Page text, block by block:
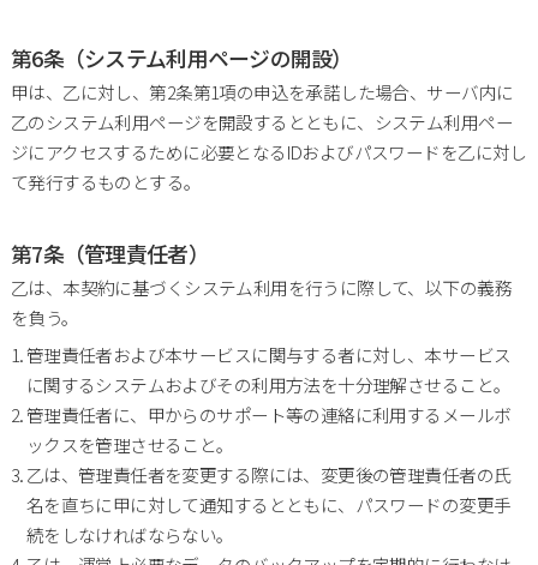
第6条（システム利用ページの開設）
甲は、乙に対し、第2条第1項の申込を承諾した場合、サーバ内に
乙のシステム利用ページを開設するとともに、システム利用ペー
ジにアクセスするために必要となるIDおよびパスワードを乙に対し
て発行するものとする。
第7条（管理責任者）
乙は、本契約に基づくシステム利用を行うに際して、以下の義務
を負う。
管理責任者および本サービスに関与する者に対し、本サービス
に関するシステムおよびその利用方法を十分理解させること。
管理責任者に、甲からのサポート等の連絡に利用するメールボ
ックスを管理させること。
乙は、管理責任者を変更する際には、変更後の管理責任者の氏
名を直ちに甲に対して通知するとともに、パスワードの変更手
続をしなければならない。